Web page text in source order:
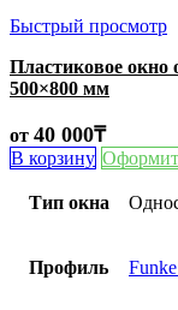
Быстрый просмотр
Пластиковое окно
500×800 мм
от 40 000₸
В корзину
Тип окна
Профиль